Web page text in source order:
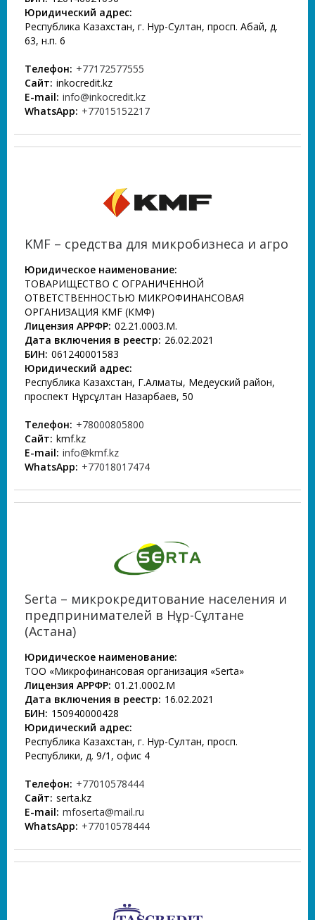
Юридический адрес:
Республика Казахстан, г. Нур-Султан, просп. Абай, д.
63, н.п. 6
Телефон: +77172577555
Сайт: inkocredit.kz
E-mail: info@inkocredit.kz
WhatsApp: +77015152217
KMF – средства для микробизнеса и агро
Юридическое наименование:
ТОВАРИЩЕСТВО С ОГРАНИЧЕННОЙ
ОТВЕТСТВЕННОСТЬЮ МИКРОФИНАНСОВАЯ
ОРГАНИЗАЦИЯ KMF (КМФ)
Лицензия АРРФР: 02.21.0003.М.
Дата включения в реестр: 26.02.2021
БИН: 061240001583
Юридический адрес:
Республика Казахстан, Г.Алматы, Медеуский район,
проспект Нұрсұлтан Назарбаев, 50
Телефон: +78000805800
Сайт: kmf.kz
E-mail: info@kmf.kz
WhatsApp: +77018017474
Serta – микрокредитование населения и
предпринимателей в Нұр-Сұлтане
(Астана)
Юридическое наименование:
ТОО «Микрофинансовая организация «Serta»
Лицензия АРРФР: 01.21.0002.М
Дата включения в реестр: 16.02.2021
БИН: 150940000428
Юридический адрес:
Республика Казахстан, г. Нур-Султан, просп.
Республики, д. 9/1, офис 4
Телефон: +77010578444
Сайт: serta.kz
E-mail: mfoserta@mail.ru
WhatsApp: +77010578444